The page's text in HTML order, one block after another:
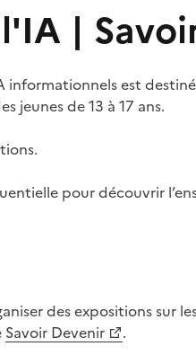
|
est
jeunes de 13 à 17 ans.
pour découvrir
des expositions sur
Savoir Devenir
.